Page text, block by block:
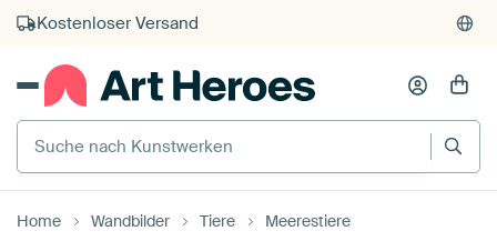
Kostenloser Versand
Kauf auf Rechnung
Individueller Druck auf Bestellung
Suche nach Kunstwerken
Home Wandbilder Tiere Meerestiere